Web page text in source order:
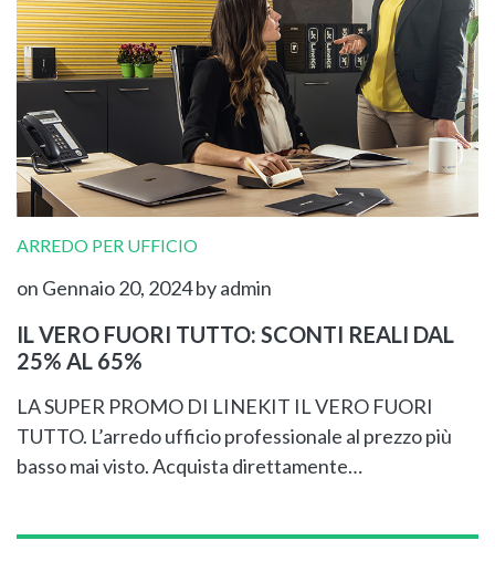
ARREDO PER UFFICIO
on Gennaio 20, 2024by admin
IL VERO FUORI TUTTO: SCONTI REALI DAL
25% AL 65%
LA SUPER PROMO DI LINEKIT IL VERO FUORI
TUTTO. L’arredo ufficio professionale al prezzo più
basso mai visto. Acquista direttamente…